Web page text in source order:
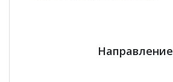
Направление